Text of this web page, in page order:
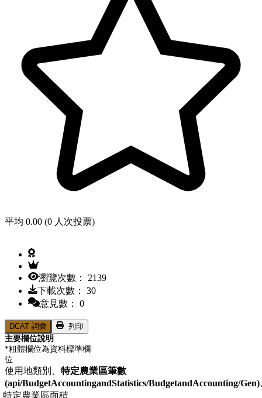
平均 0.00 (0 人次投票)
瀏覽次數： 2139
下載次數： 30
意見數： 0
DCAT 詞彙
列印
主要欄位說明
*粗體欄位為資料標準欄
位
使用地類別、 特定農業區筆數
(api/BudgetAccountingandStatistics/BudgetandAccounting/Gen)
特定農業區面積